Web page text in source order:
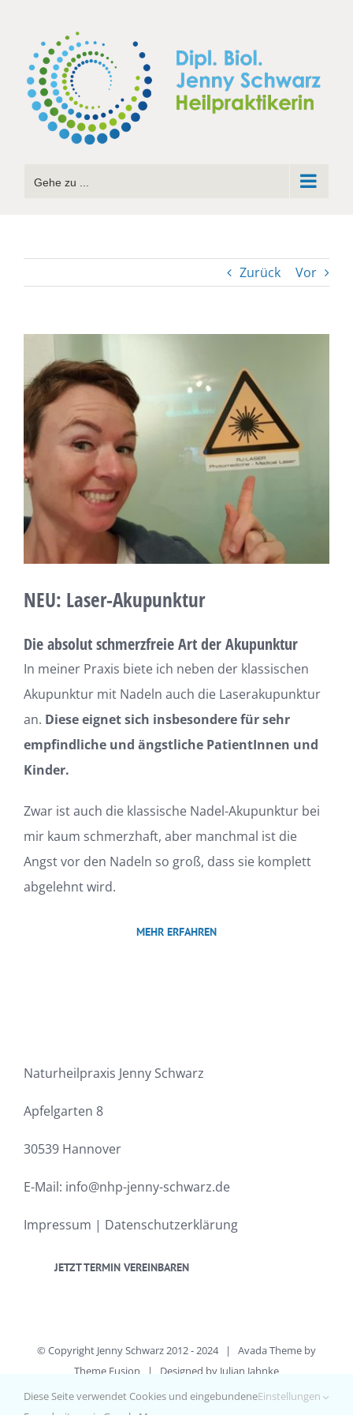
springen
Gehe zu ...
Zurück Vor
grösseres
Bild
NEU: Laser-Akupunktur
Die absolut schmerzfreie Art der Akupunktur
In meiner Praxis biete ich neben der klassischen
Akupunktur mit Nadeln auch die Laserakupunktur
an. Diese eignet sich insbesondere für sehr
empfindliche und ängstliche PatientInnen und
Kinder.
Zwar ist auch die klassische Nadel-Akupunktur bei
mir kaum schmerzhaft, aber manchmal ist die
Angst vor den Nadeln so groß, dass sie komplett
abgelehnt wird.
MEHR ERFAHREN
Naturheilpraxis Jenny Schwarz
Apfelgarten 8
30539 Hannover
E-Mail: info@nhp-jenny-schwarz.de
Impressum | Datenschutzerklärung
JETZT TERMIN VEREINBAREN
© Copyright Jenny Schwarz 2012 - 2024 | Avada Theme by
Theme Fusion | Designed by Julian Jahnke
All Rights Reserved
Diese Seite verwendet Cookies und eingebundeneEinstellungen